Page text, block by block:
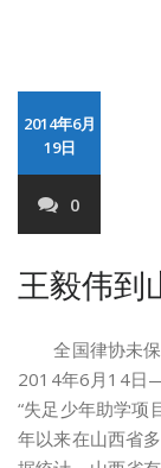
2014年6月
19日
0
王毅伟到
全国律协未保
2014年6月14日
“失足少年助学项
年以来在山西省